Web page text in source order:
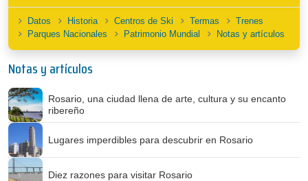
Datos Historia Centros de Ski Termas
Trenes
Parques Nacionales
Patrimonio Mundial Notas y artículos
Notas y artículos
Rosario, una ciudad llena de arte, cultura y su encanto
ribereño
Lugares imperdibles para descubrir en Rosario
Diez razones para visitar Rosario